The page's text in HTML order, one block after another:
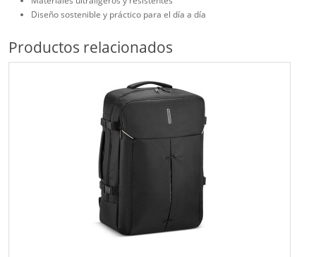
Diseño sostenible y práctico para el día a día
Productos relacionados